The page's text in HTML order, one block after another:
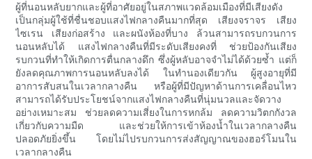
ผู้ที่นอนหลับยากและผู้ที่อาศัยอยู่ในสภาพแวดล้อมเมืองที่มีเสียงดัง
เป็นกลุ่มผู้ใช้ที่ชื่นชอบแสงไฟกลางคืนมากที่สุด เสียงจราจร เสียง
ไซเรน เสียงก่อสร้าง และผนังห้องที่บาง ล้วนสามารถรบกวนการ
นอนหลับได้ แสงไฟกลางคืนที่มีระดับเสียงคงที่ ช่วยป้องกันเสียง
รบกวนที่ทำให้เกิดการตื่นกลางดึก ซึ่งผู้หลับอาจจำไม่ได้ด้วยซ้ำ แต่ก็
ยังลดคุณภาพการนอนหลับลงได้ ในทำนองเดียวกัน ผู้สูงอายุที่มี
อาการสับสนในเวลากลางคืน หรือผู้ที่มีปัญหาด้านการเคลื่อนไหว
สามารถได้รับประโยชน์จากแสงไฟกลางคืนที่นุ่มนวลและจัดวาง
อย่างเหมาะสม ช่วยลดความเสี่ยงในการหกล้ม ลดความวิตกกังวล
เกี่ยวกับความมืด และช่วยให้การเข้าห้องน้ำในเวลากลางคืน
ปลอดภัยยิ่งขึ้น โดยไม่ไปรบกวนการส่งสัญญาณของฮอร์โมนใน
เวลากลางคืน